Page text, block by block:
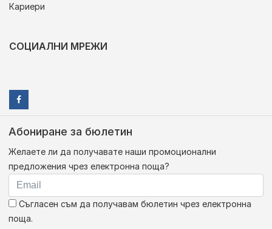
Кариери
СОЦИАЛНИ МРЕЖИ
Абониране за бюлетин
Желаете ли да получавате наши промоционални
предложения чрез електронна поща?
Съгласен съм да получавам бюлетин чрез електронна
поща.